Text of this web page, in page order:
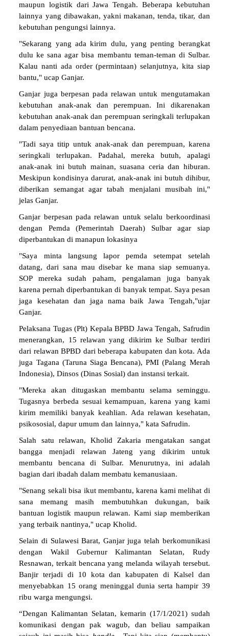
maupun logistik dari Jawa Tengah. Beberapa kebutuhan
lainnya yang dibawakan, yakni makanan, tenda, tikar, dan
kebutuhan pengungsi lainnya.
"Sekarang yang ada kirim dulu, yang penting berangkat
dulu ke sana agar bisa membantu teman-teman di Sulbar.
Kalau nanti ada order (permintaan) selanjutnya, kita siap
bantu," ucap Ganjar.
Ganjar juga berpesan pada relawan untuk mengutamakan
kebutuhan anak-anak dan perempuan. Ini dikarenakan
kebutuhan anak-anak dan perempuan seringkali terlupakan
dalam penyediaan bantuan bencana.
"Tadi saya titip untuk anak-anak dan perempuan, karena
seringkali terlupakan. Padahal, mereka butuh, apalagi
anak-anak ini butuh mainan, suasana ceria dan hiburan.
Meskipun kondisinya darurat, anak-anak ini butuh dihibur,
diberikan semangat agar tabah menjalani musibah ini,"
jelas Ganjar.
Ganjar berpesan pada relawan untuk selalu berkoordinasi
dengan Pemda (Pemerintah Daerah) Sulbar agar siap
diperbantukan di manapun lokasinya
"Saya minta langsung lapor pemda setempat setelah
datang, dari sana mau disebar ke mana siap semuanya.
SOP mereka sudah paham, pengalaman juga banyak
karena pernah diperbantukan di banyak tempat. Saya pesan
jaga kesehatan dan jaga nama baik Jawa Tengah,"ujar
Ganjar.
Pelaksana Tugas (Plt) Kepala BPBD Jawa Tengah, Safrudin
menerangkan, 15 relawan yang dikirim ke Sulbar terdiri
dari relawan BPBD dari beberapa kabupaten dan kota. Ada
juga Tagana (Taruna Siaga Bencana), PMI (Palang Merah
Indonesia), Dinsos (Dinas Sosial) dan instansi terkait.
"Mereka akan ditugaskan membantu selama seminggu.
Tugasnya berbeda sesuai kemampuan, karena yang kami
kirim memiliki banyak keahlian. Ada relawan kesehatan,
psikososial, dapur umum dan lainnya," kata Safrudin.
Salah satu relawan, Kholid Zakaria mengatakan sangat
bangga menjadi relawan Jateng yang dikirim untuk
membantu bencana di Sulbar. Menurutnya, ini adalah
bagian dari ibadah dalam membatu kemanusiaan.
"Senang sekali bisa ikut membantu, karena kami melihat di
sana memang masih membutuhkan dukungan, baik
bantuan logistik maupun relawan. Kami siap memberikan
yang terbaik nantinya," ucap Kholid.
Selain di Sulawesi Barat, Ganjar juga telah berkomunikasi
dengan Wakil Gubernur Kalimantan Selatan, Rudy
Resnawan, terkait bencana yang melanda wilayah tersebut.
Banjir terjadi di 10 kota dan kabupaten di Kalsel dan
menyebabkan 15 orang meninggal dunia serta hampir 39
ribu warga mengungsi.
“Dengan Kalimantan Selatan, kemarin (17/1/2021) sudah
komunikasi dengan pak wagub, dan beliau sampaikan